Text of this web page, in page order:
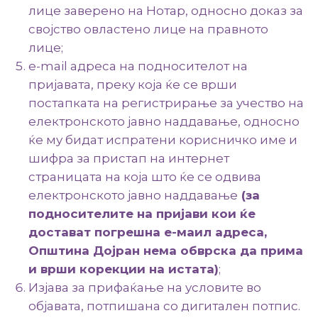
лице заверено на Нотар, односно доказ за
својство овластено лице на правното
лице;
e-mail адреса на подносителот на
пријавата, преку која ќе се врши
постапката на регистрирање за учество на
електронското јавно наддавање, односно
ќе му бидат испратени корисничко име и
шифра за пристап на интернет
страницата на која што ќе се одвива
електронското јавно наддавање (за
подносителите на пријави кои ќе
достават погрешна е-маил адреса,
Општина Дојран нема обврска да прима
и врши корекции на истата);
Изјава за прифаќање на условите во
објавата, потпишана со дигитален потпис.